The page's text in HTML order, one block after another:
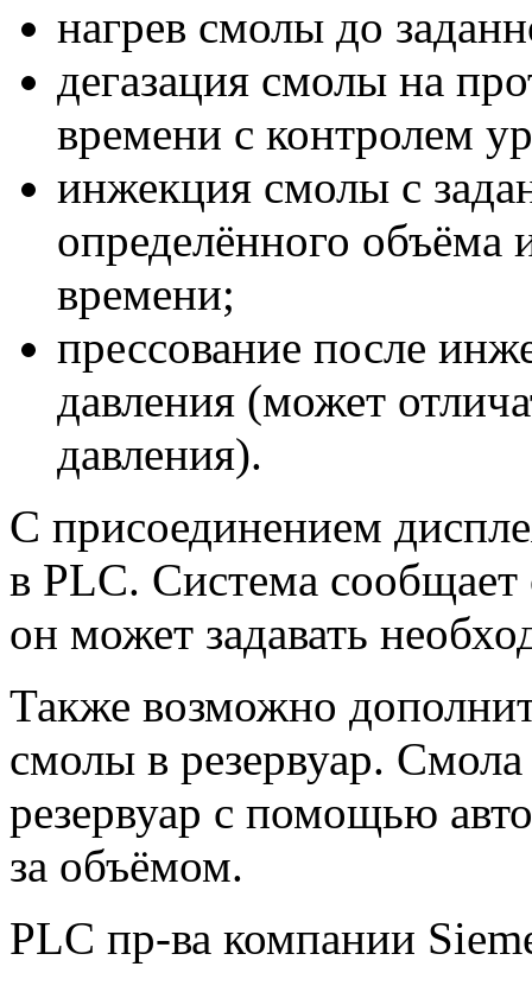
нагрев смолы до
дегазация смолы на
времени с контролем
инжекция смолы с
определённого объёма
времени;
прессование после
давления (может
давления).
С присоединением
в PLC. Система сообщает
он может задавать
Также возможно
смолы в резервуар. Смола
резервуар с помощью
за объёмом.
PLC пр-ва компании